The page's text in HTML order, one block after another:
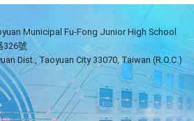
Municipal Fu-Fong Junior High School
326號
Dist., Taoyuan City 33070, Taiwan (R.O.C.)